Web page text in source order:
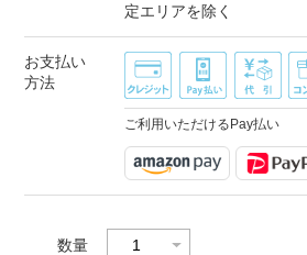
定エリアを除く
お支払い
方法
ご利用いただけるPay払い
数量